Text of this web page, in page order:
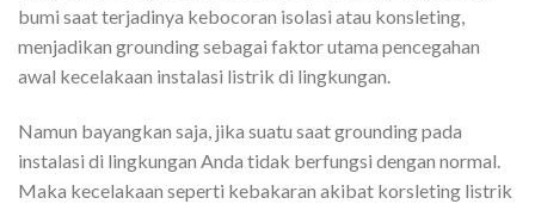
bumi saat terjadinya kebocoran isolasi atau konsleting,
menjadikan grounding sebagai faktor utama pencegahan
awal kecelakaan instalasi listrik di lingkungan.
Namun bayangkan saja, jika suatu saat grounding pada
instalasi di lingkungan Anda tidak berfungsi dengan normal.
Maka kecelakaan seperti kebakaran akibat korsleting listrik